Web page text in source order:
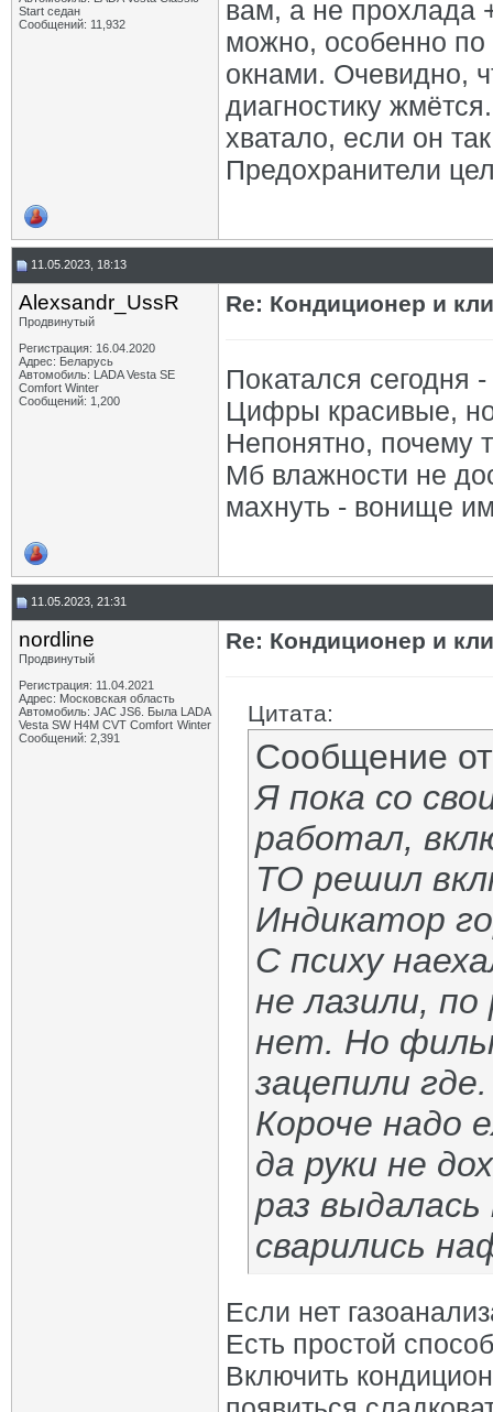
Start седан
Сообщений: 11,932
вам, а не прохлада
можно, особенно
окнами. Очевидно,
диагностику
хватало, если он
Предохранители
11.05.2023, 18:13
Alexsandr_UssR
Продвинутый
Регистрация: 16.04.2020
Адрес: Беларусь
Автомобиль: LADA Vesta SE
Comfort Winter
Сообщений: 1,200
Re: Кондиционер и
Покатался сегодня
Цифры красивые,
Непонятно, почему
Мб влажности не
махнуть - вонище
11.05.2023, 21:31
nordline
Продвинутый
Регистрация: 11.04.2021
Адрес: Московская область
Автомобиль: JAC JS6. Была LADA
Vesta SW H4M CVT Comfort Winter
Сообщений: 2,391
Re: Кондиционер и
Цитата:
Сообщение
Я пока со
работал,
ТО решил
Индикатор
С психу
не лазили,
нет. Но
зацепили
Короче надо
да руки не
раз
сварились
Если нет
Есть простой
Включить